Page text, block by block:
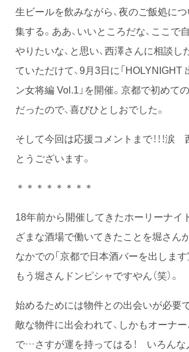
生ビールを飲みながら、夜のご飯処に
集する。ああ、いいところだな、ここで
やりたいな、と思い、西澤さんに相談し
ていただけて、9月3日に「HOLYNIGHT
ン女将編 Vol.1」を開催。京都で初めて
だったので、喜びひとしおでした。
そして今回は応援コメントまで！！！涙
とうございます。
＊＊＊＊＊＊＊＊
18年前から開催してきたホーリーナイ
ざまな酒場で働いてきたことを堀さん
なかでの「京都で日本酒バーを出します
もう堀さんドンピシャですやん（笑）。
始めるためには物件との出会いが必要
敵な物件に出会われて、しかもオーナ
で…さすが運を持ってはる！ いろんな